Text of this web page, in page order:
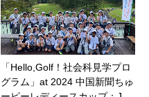
「Hello,Golf！社会科見学プロ
グラム」at 2024 中国新聞ちゅ